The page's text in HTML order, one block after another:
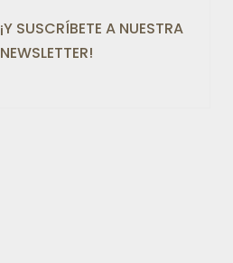
¡Y SUSCRÍBETE A NUESTRA
NEWSLETTER!